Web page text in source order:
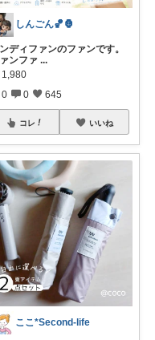
しんごん🏀🦍
ディファンのファンです。
ンファ ...
1,980
0 0 645
コレ いいね
ここ*Second-life